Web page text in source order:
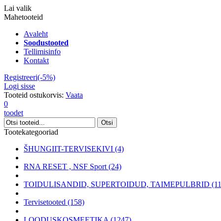
Lai valik
Mahetooteid
Avaleht
Soodustooted
Tellimisinfo
Kontakt
Registreeri(-5%)
Logi sisse
Tooteid ostukorvis: Vaata
0
toodet
Tootekategooriad
ŠHUNGIIT-TERVISEKIVI (4)
RNA RESET , NSF Sport (24)
TOIDULISANDID, SUPERTOIDUD, TAIMEPULBRID
Tervisetooted (158)